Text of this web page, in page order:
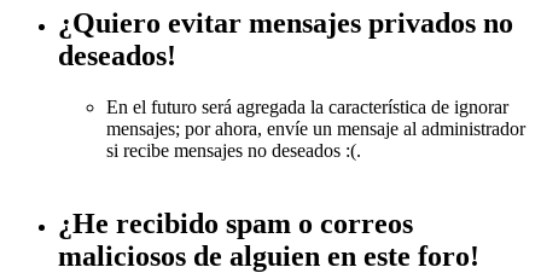
¿Quiero evitar mensajes privados no
deseados!
En el futuro será agregada la característica de ignorar
mensajes; por ahora, envíe un mensaje al administrador
si recibe mensajes no deseados :(.
¿He recibido spam o correos
maliciosos de alguien en este foro!